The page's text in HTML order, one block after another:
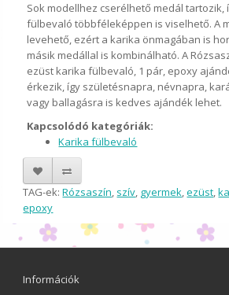
Sok modellhez cserélhető medál tartozik,
fülbevaló többféleképpen is viselhető. A
levehető, ezért a karika önmagában is
másik medállal is kombinálható. A
ezüst karika fülbevaló, 1 pár, epoxy
érkezik, így születésnapra, névnapra,
vagy ballagásra is kedves ajándék lehet.
Kapcsolódó kategóriák:
Karika fülbevaló
TAG-ek:Rózsaszín, szív, gyermek,ezüst,
epoxy
Információk